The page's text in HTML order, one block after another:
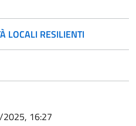
LOCALI RESILIENTI
16:27